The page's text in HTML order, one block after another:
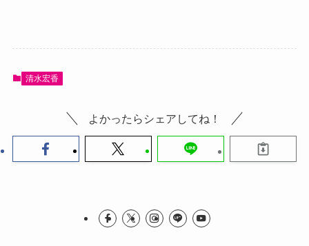
清水宏香
よかったらシェアしてね！